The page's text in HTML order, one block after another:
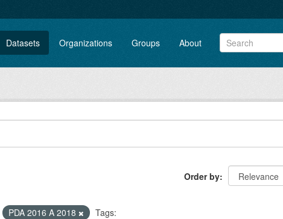
Datasets Organizations Groups About
Order by
PDA 2016 A 2018
Tags: